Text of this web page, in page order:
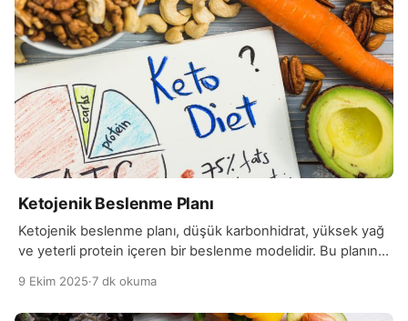
genellikle karbonhidrat […]
Ketojenik Beslenme Planı
Ketojenik beslenme planı, düşük karbonhidrat, yüksek yağ
ve yeterli protein içeren bir beslenme modelidir. Bu planın
olarak kullanmaya teşvik etmektir. Karbonhidrat alımı ciddi
ölçüde azaltıldığında, vücut ketozis adı verilen metabolik
9 Ekim 2025·7 dk okuma